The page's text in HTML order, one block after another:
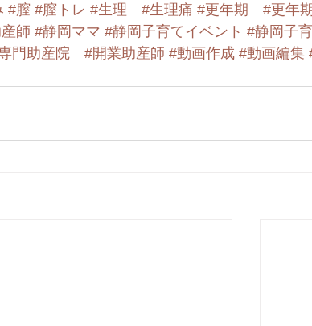
#膣 #膣トレ #生理 #生理痛 #更年期
#更年
師 #静岡ママ #静岡子育てイベント #静岡子
門助産院 #開業助産師 #動画作成 #動画編集